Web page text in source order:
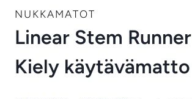
NUKKAMATOT
Linear Stem
Kiely